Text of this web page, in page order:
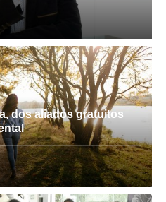
dos aliados gratuitos